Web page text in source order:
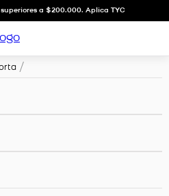
a $200.000. Aplica TYC